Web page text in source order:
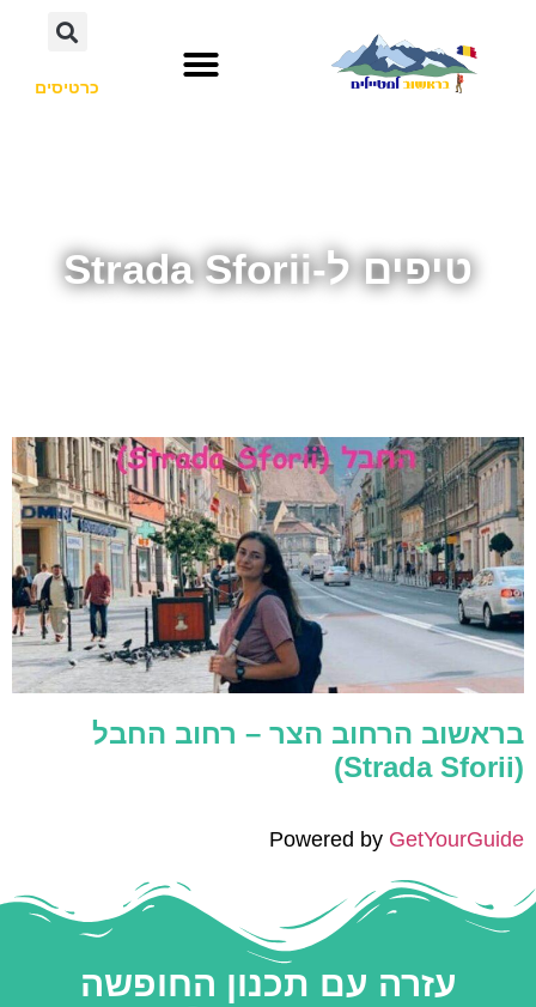
כרטיסים
טיפים ל-Strada Sforii
בראשוב הרחוב הצר – רחוב החבל
(Strada Sforii)
Powered by GetYourGuide
עזרה עם תכנון החופשה